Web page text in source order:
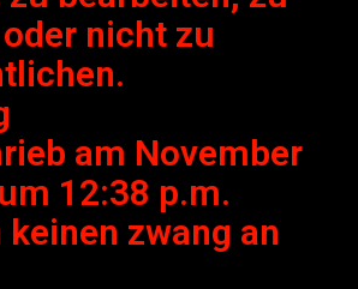
nicht zu
am November
um 12:38 p.m.
zwang an